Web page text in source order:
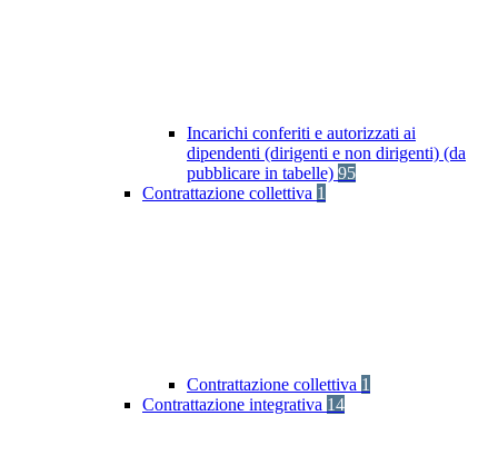
Incarichi conferiti e autorizzati ai
dipendenti (dirigenti e non dirigenti) (da
pubblicare in tabelle) 95
Contrattazione collettiva 1
Contrattazione collettiva 1
Contrattazione integrativa 14